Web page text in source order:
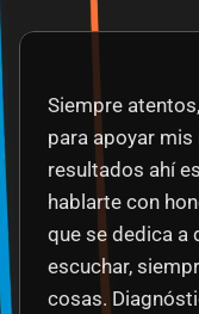
Siempre
para apoyar
resultados ahí
hablarte con
que se dedica a
escuchar,
cosas.